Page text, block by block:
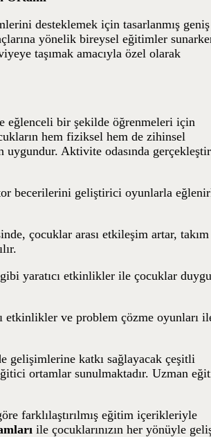
desteklemek için tasarlanmış
yönelik bireysel eğitimler
taşımak amacıyla özel olarak
eğlenceli bir şekilde öğrenmeleri için
hem fiziksel hem de zihinsel
Aktivite odasında
becerilerini geliştirici oyunlarla
çocuklar arası etkileşim artar, takım
yaratıcı etkinlikler ile çocuklar
etkinlikler ve problem çözme oyunları
gelişimlerine katkı sağlayacak çeşitli
ortamlar sunulmaktadır. Uzman
farklılaştırılmış eğitim içerikleriyle
ile çocuklarınızın her yönüyle